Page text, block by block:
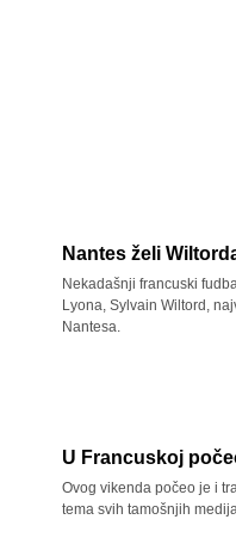
Nantes želi
Nekadašnji francuski
Lyona, Sylvain Wiltord,
Nantesa.
U Francuskoj
Ovog vikenda počeo je i
tema svih tamošnjih